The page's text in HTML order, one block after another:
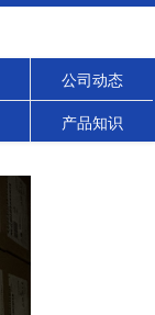
公司动态
产品知识